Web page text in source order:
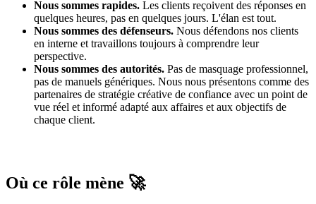
Nous sommes rapides. Les clients reçoivent des réponses en
quelques heures, pas en quelques jours. L'élan est tout.
Nous sommes des défenseurs. Nous défendons nos clients
en interne et travaillons toujours à comprendre leur
perspective.
Nous sommes des autorités. Pas de masquage professionnel,
pas de manuels génériques. Nous nous présentons comme des
partenaires de stratégie créative de confiance avec un point de
vue réel et informé adapté aux affaires et aux objectifs de
chaque client.
Où ce rôle mène 🚀